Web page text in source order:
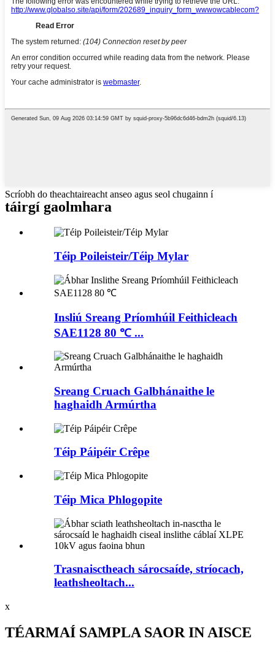
Scríobh do theachtaireacht anseo agus seol chugainn í
táirgí gaolmhara
Téip Poileisteir/Téip Mylar
Insliú Sreang Príomhúil Feithicleach
SAE1128 80 ℃ ...
Sreang Cruach Galbhánaithe le
haghaidh Armúrtha
Téip Páipéir Crêpe
Téip Mica Phlogopite
Trasnaisctheach sárocsaíde, stríocach,
leathsheoltach...
x
TÉARMAÍ SAMPLA SAOR IN AISCE